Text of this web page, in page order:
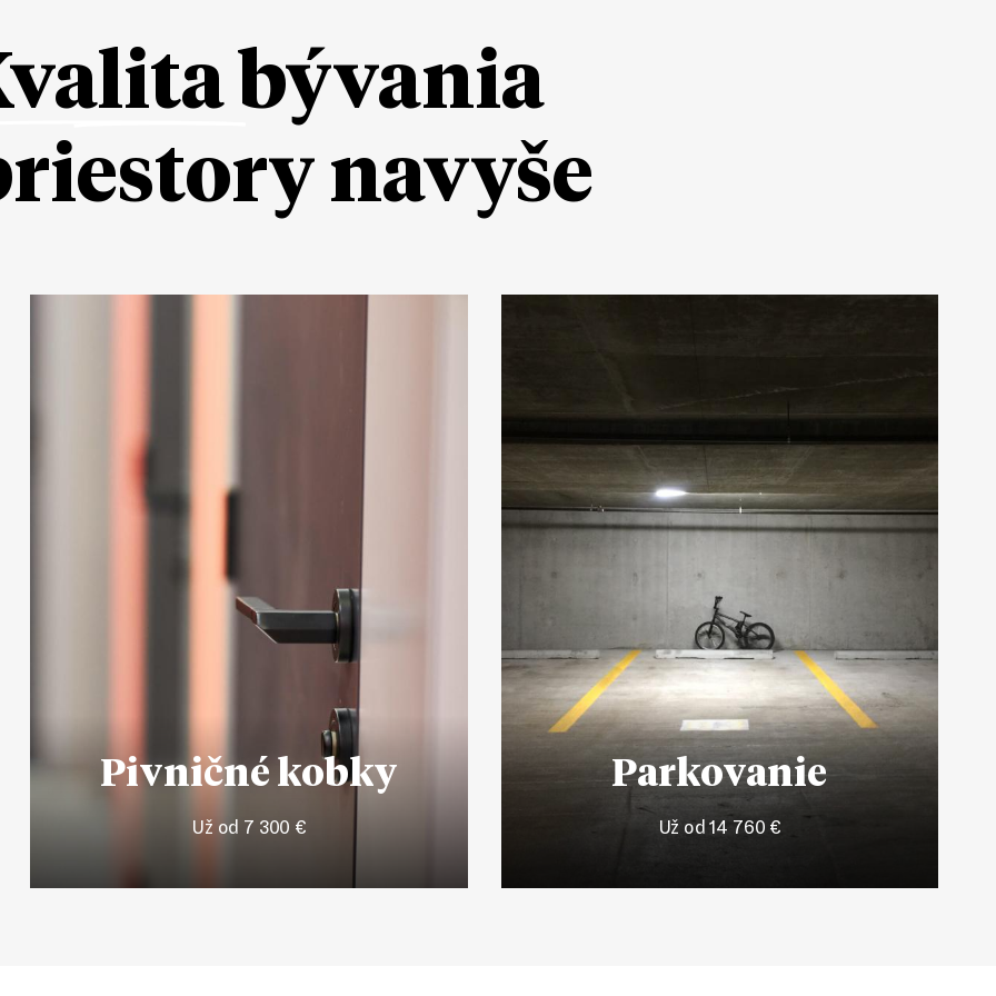
bývania
navyše
Pivničné kobky
Už od 7 300 €
Parkovanie
Už od 14 760 €